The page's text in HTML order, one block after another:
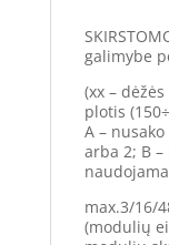
galimybe
(xx –
plotis
A –
arba 2; B
max.3/16/
(modulių